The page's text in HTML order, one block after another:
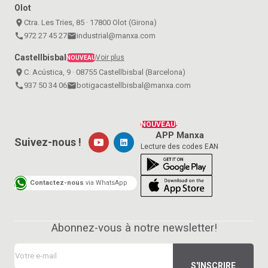
Olot
place Ctra. Les Tries, 85 · 17800 Olot (Girona)
call 972 27 45 27emailindustrial@manxa.com
Castellbisbal NOUVEAUVoir plus
place C. Acústica, 9 · 08755 Castellbisbal (Barcelona)
call 937 50 34 06email botigacastellbisbal@manxa.com
NOUVEAU!
APP Manxa
Lecture des codes EAN
Suivez-nous !
Contactez-nous via WhatsApp
Abonnez-vous à notre newsletter!